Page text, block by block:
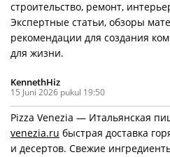
строительство, ремонт,
Экспертные статьи, обзоры
рекомендации для создания
для жизни.
KennethHiz
15 Juni 2026 pukul 19:50
Pizza Venezia — Итальянская
venezia.ru быстрая доставка
и десертов. Свежие